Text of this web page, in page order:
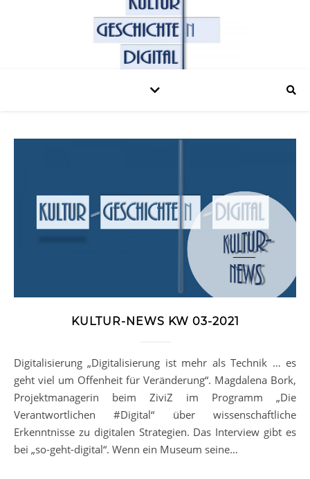
KULTUR-NEWS KW 03-2021
Digitalisierung „Digitalisierung ist mehr als Technik … es
geht viel um Offenheit für Veränderung“. Magdalena Bork,
Projektmanagerin beim ZiviZ im Programm „Die
Verantwortlichen #Digital“ über wissenschaftliche
Erkenntnisse zu digitalen Strategien. Das Interview gibt es
bei „so-geht-digital“. Wenn ein Museum seine…